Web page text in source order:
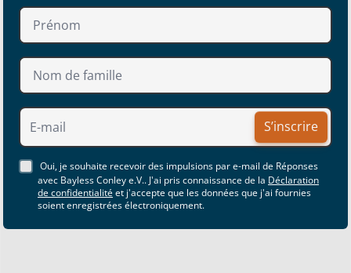
S’inscrire
Oui, je souhaite recevoir des impulsions par e-mail de Réponses
avec Bayless Conley e.V.. J'ai pris connaissance de la Déclaration
de confidentialitéet j'accepte que les données que j'ai fournies
soient enregistrées électroniquement.